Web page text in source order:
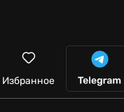
Избранное